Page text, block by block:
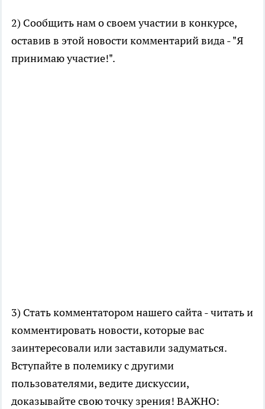
2) Сообщить нам о своем участии в конкурсе,
оставив в этой новости комментарий вида - "Я
принимаю участие!".
3) Стать комментатором нашего сайта - читать и
комментировать новости, которые вас
заинтересовали или заставили задуматься.
Вступайте в полемику с другими
пользователями, ведите дискуссии,
доказывайте свою точку зрения! ВАЖНО: